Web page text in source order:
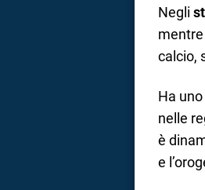
Negli
calcio,
Ha uno
nelle
è
e